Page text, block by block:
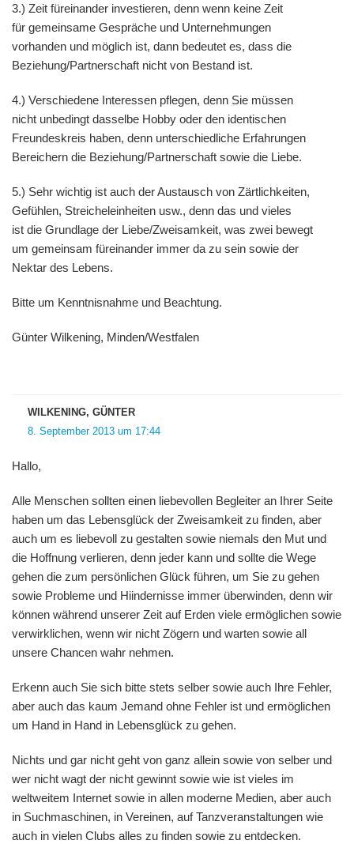
3.) Zeit füreinander investieren, denn wenn keine Zeit
für gemeinsame Gespräche und Unternehmungen
vorhanden und möglich ist, dann bedeutet es, dass die
Beziehung/Partnerschaft nicht von Bestand ist.
4.) Verschiedene Interessen pflegen, denn Sie müssen
nicht unbedingt dasselbe Hobby oder den identischen
Freundeskreis haben, denn unterschiedliche Erfahrungen
Bereichern die Beziehung/Partnerschaft sowie die Liebe.
5.) Sehr wichtig ist auch der Austausch von Zärtlichkeiten,
Gefühlen, Streicheleinheiten usw., denn das und vieles
ist die Grundlage der Liebe/Zweisamkeit, was zwei bewegt
um gemeinsam füreinander immer da zu sein sowie der
Nektar des Lebens.
Bitte um Kenntnisnahme und Beachtung.
Günter Wilkening, Minden/Westfalen
WILKENING, GÜNTER
8. September 2013 um 17:44
Hallo,
Alle Menschen sollten einen liebevollen Begleiter an Ihrer Seite
haben um das Lebensglück der Zweisamkeit zu finden, aber
auch um es liebevoll zu gestalten sowie niemals den Mut und
die Hoffnung verlieren, denn jeder kann und sollte die Wege
gehen die zum persönlichen Glück führen, um Sie zu gehen
sowie Probleme und Hiindernisse immer überwinden, denn wir
können während unserer Zeit auf Erden viele ermöglichen sowie
verwirklichen, wenn wir nicht Zögern und warten sowie all
unsere Chancen wahr nehmen.
Erkenn auch Sie sich bitte stets selber sowie auch Ihre Fehler,
aber auch das kaum Jemand ohne Fehler ist und ermöglichen
um Hand in Hand in Lebensglück zu gehen.
Nichts und gar nicht geht von ganz allein sowie von selber und
wer nicht wagt der nicht gewinnt sowie wie ist vieles im
weltweitem Internet sowie in allen moderne Medien, aber auch
in Suchmaschinen, in Vereinen, auf Tanzveranstaltungen wie
auch in vielen Clubs alles zu finden sowie zu entdecken.